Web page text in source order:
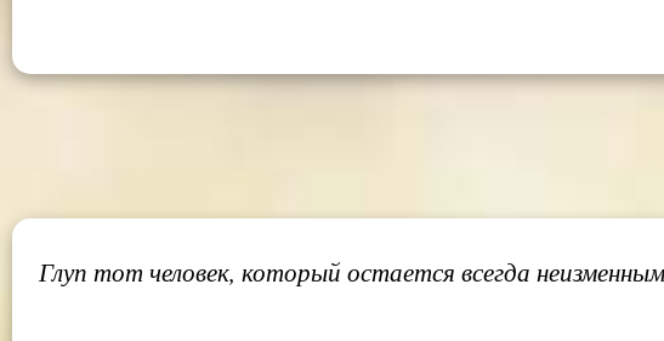
Глуп тот человек, который остается всегда